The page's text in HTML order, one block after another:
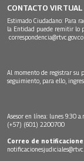
CONTACTO VIRTUAL
Estimado Ciudadano: Para
la Entidad puede remitir lo
correspondencia@rtvc.gov.co
Al momento de registrar su
seguimiento, para ello,
Asesor en línea: lunes 9:30
(+57) (601) 2200700
Correo de